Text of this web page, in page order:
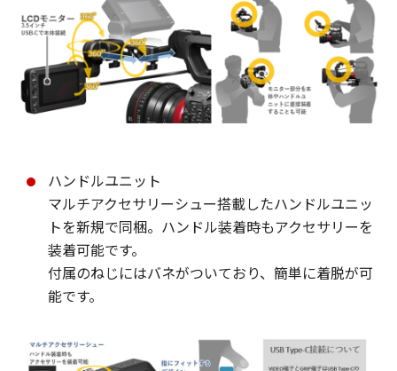
ハンドルユニット
マルチアクセサリーシュー搭載したハンドルユニッ
トを新規で同梱。ハンドル装着時もアクセサリーを
装着可能です。
付属のねじにはバネがついており、簡単に着脱が可
能です。